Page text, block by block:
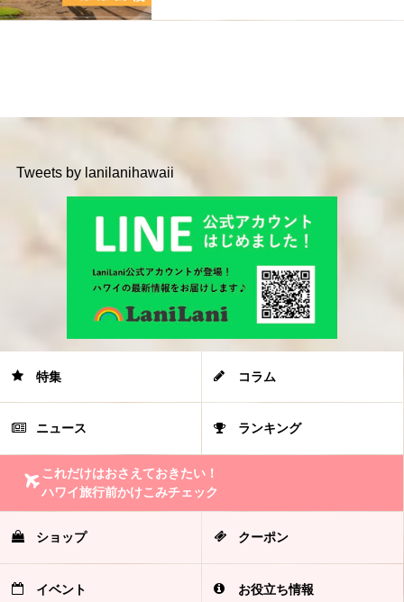
Tweets by lanilanihawaii
特集 コラム
ニュース ランキング
これだけはおさえておきたい！
ハワイ旅行前かけこみチェック
ショップ クーポン
イベント お役立ち情報